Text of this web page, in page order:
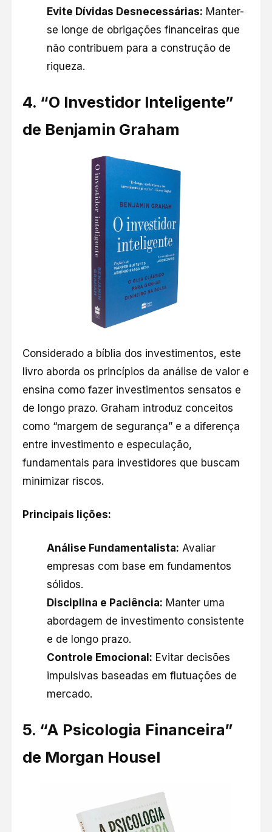
Evite Dívidas Desnecessárias: Manter-
se longe de obrigações financeiras que
não contribuem para a construção de
riqueza.​
4. “O Investidor Inteligente”
de Benjamin Graham
Considerado a bíblia dos investimentos, este
livro aborda os princípios da análise de valor e
ensina como fazer investimentos sensatos e
de longo prazo. Graham introduz conceitos
como “margem de segurança” e a diferença
entre investimento e especulação,
fundamentais para investidores que buscam
minimizar riscos.​
Principais lições:
Análise Fundamentalista: Avaliar
empresas com base em fundamentos
sólidos.​
Disciplina e Paciência: Manter uma
abordagem de investimento consistente
e de longo prazo.​
Controle Emocional: Evitar decisões
impulsivas baseadas em flutuações de
mercado.​
5. “A Psicologia Financeira”
de Morgan Housel